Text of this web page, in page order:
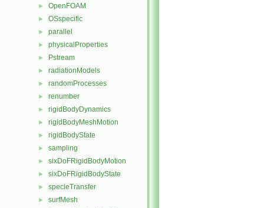
► OpenFOAM
► OSspecific
► parallel
► physicalProperties
► Pstream
► radiationModels
► randomProcesses
► renumber
► rigidBodyDynamics
► rigidBodyMeshMotion
► rigidBodyState
► sampling
► sixDoFRigidBodyMotion
► sixDoFRigidBodyState
► specieTransfer
► surfMesh